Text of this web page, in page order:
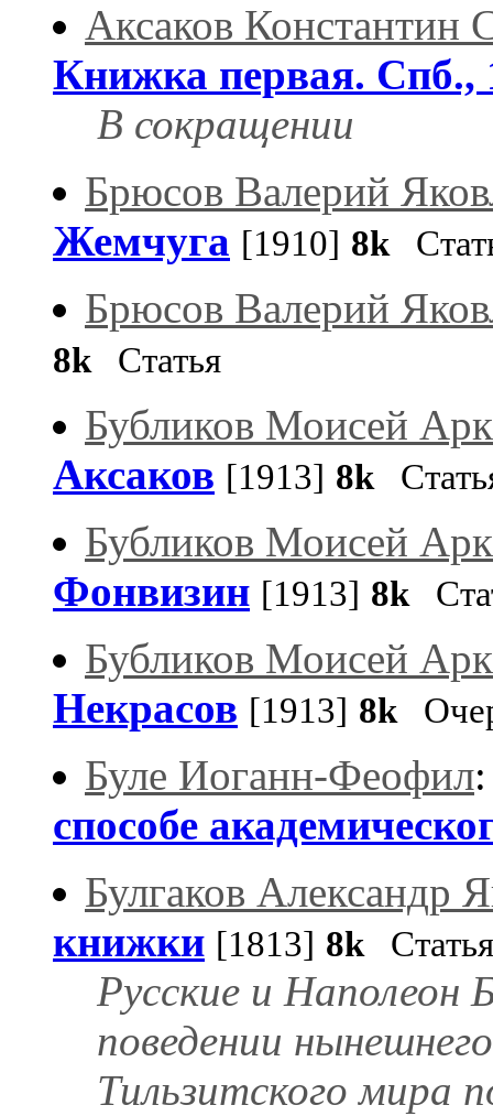
Аксаков Константин
Книжка первая. Спб.,
В сокращении
Брюсов Валерий
Жемчуга [1910] 8k
Брюсов Валерий
8kСтатья
Бубликов Моисей
Аксаков [1913] 8k
Бубликов Моисей
Фонвизин [1913] 8k
Бубликов Моисей
Некрасов [1913] 8k
Буле Иоганн-Феофил
способе
Булгаков Александр
книжки [1813] 8kСтатья
Русские и Наполеон
поведении
Тильзитского мира